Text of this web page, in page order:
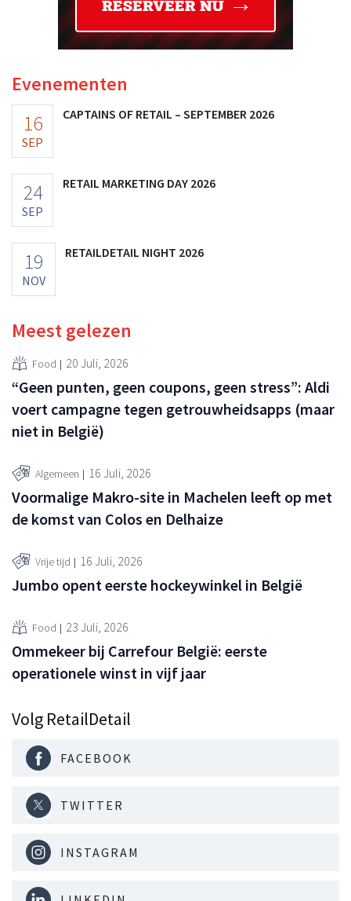
Evenementen
16
SEP
CAPTAINS OF RETAIL – SEPTEMBER 2026
24
SEP
RETAIL MARKETING DAY 2026
19
NOV
RETAILDETAIL NIGHT 2026
Meest gelezen
Food 20 Juli, 2026
“Geen punten, geen coupons, geen stress”: Aldi
voert campagne tegen getrouwheidsapps (maar
niet in België)
Algemeen 16 Juli, 2026
Voormalige Makro-site in Machelen leeft op met
de komst van Colos en Delhaize
Vrije tijd 16 Juli, 2026
Jumbo opent eerste hockeywinkel in België
Food 23 Juli, 2026
Ommekeer bij Carrefour België: eerste
operationele winst in vijf jaar
Volg RetailDetail
FACEBOOK
TWITTER
INSTAGRAM